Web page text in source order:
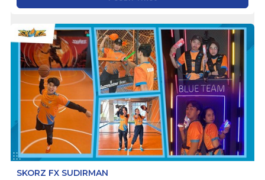
SKORZ FX SUDIRMAN